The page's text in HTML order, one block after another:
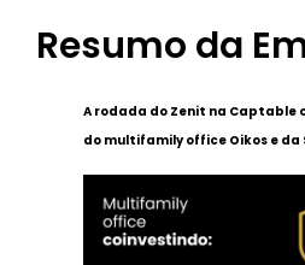
Resumo da
A rodada do Zenit na Captable
do multifamily office Oikos e da